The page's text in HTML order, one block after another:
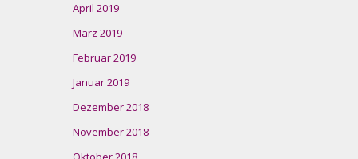
April 2019
März 2019
Februar 2019
Januar 2019
Dezember 2018
November 2018